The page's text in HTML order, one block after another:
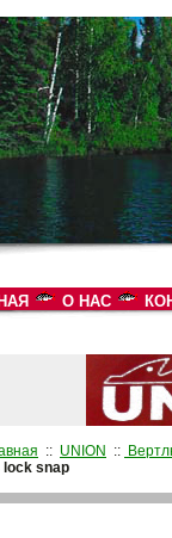
О НАС
:: UNION ::
lock snap